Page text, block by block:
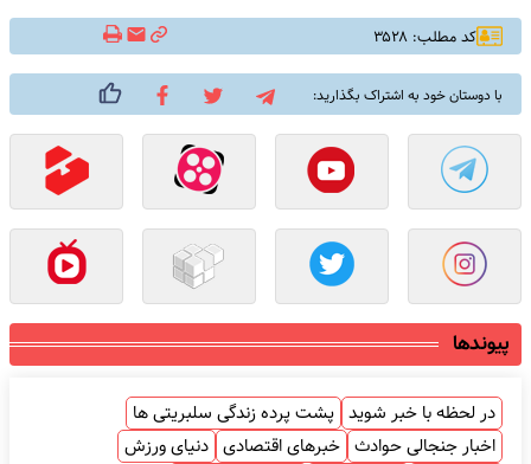
کد مطلب: ۳۵۲۸
با دوستان خود به اشتراک بگذارید:
پیوندها
در لحظه با خبر شوید پشت پرده زندگی سلبریتی ها
اخبار جنجالی حوادث خبرهای اقتصادی دنیای ورزش